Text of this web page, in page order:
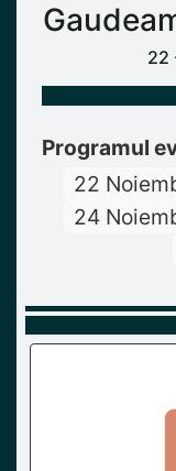
22
Programul
22
24